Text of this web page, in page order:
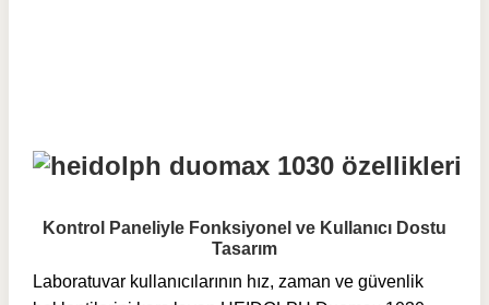
Kontrol Paneliyle Fonksiyonel ve Kullanıcı Dostu
Tasarım
Laboratuvar kullanıcılarının hız, zaman ve güvenlik